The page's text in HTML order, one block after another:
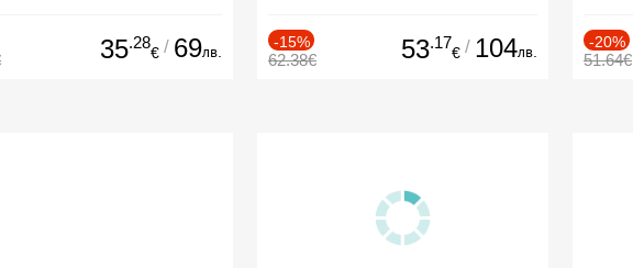
35.28
€ / 69лв.
-15%
62.38€ 53.17
€ / 104лв.
-20%
51.64€